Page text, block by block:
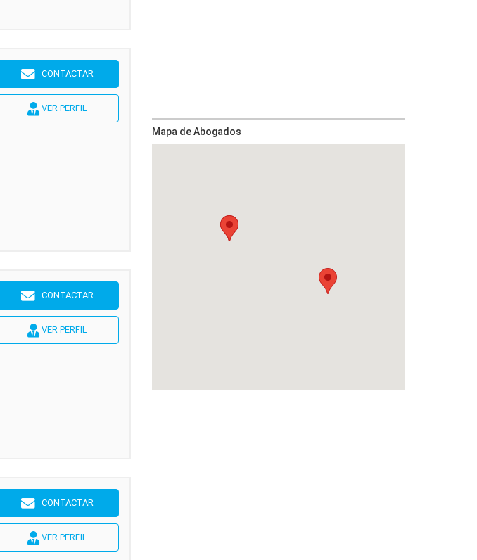
CONTACTAR
VER PERFIL
CONTACTAR
VER PERFIL
CONTACTAR
VER PERFIL
Mapa de Abogados